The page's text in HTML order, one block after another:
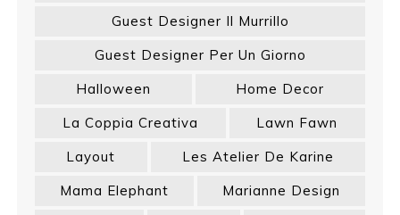
Guest Designer Il Murrillo
Guest Designer Per Un Giorno
Halloween
Home Decor
La Coppia Creativa
Lawn Fawn
Layout
Les Atelier De Karine
Mama Elephant
Marianne Design